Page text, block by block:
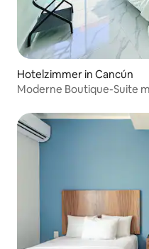
Hotelzimmer in Cancún
Moderne Boutique-Suite